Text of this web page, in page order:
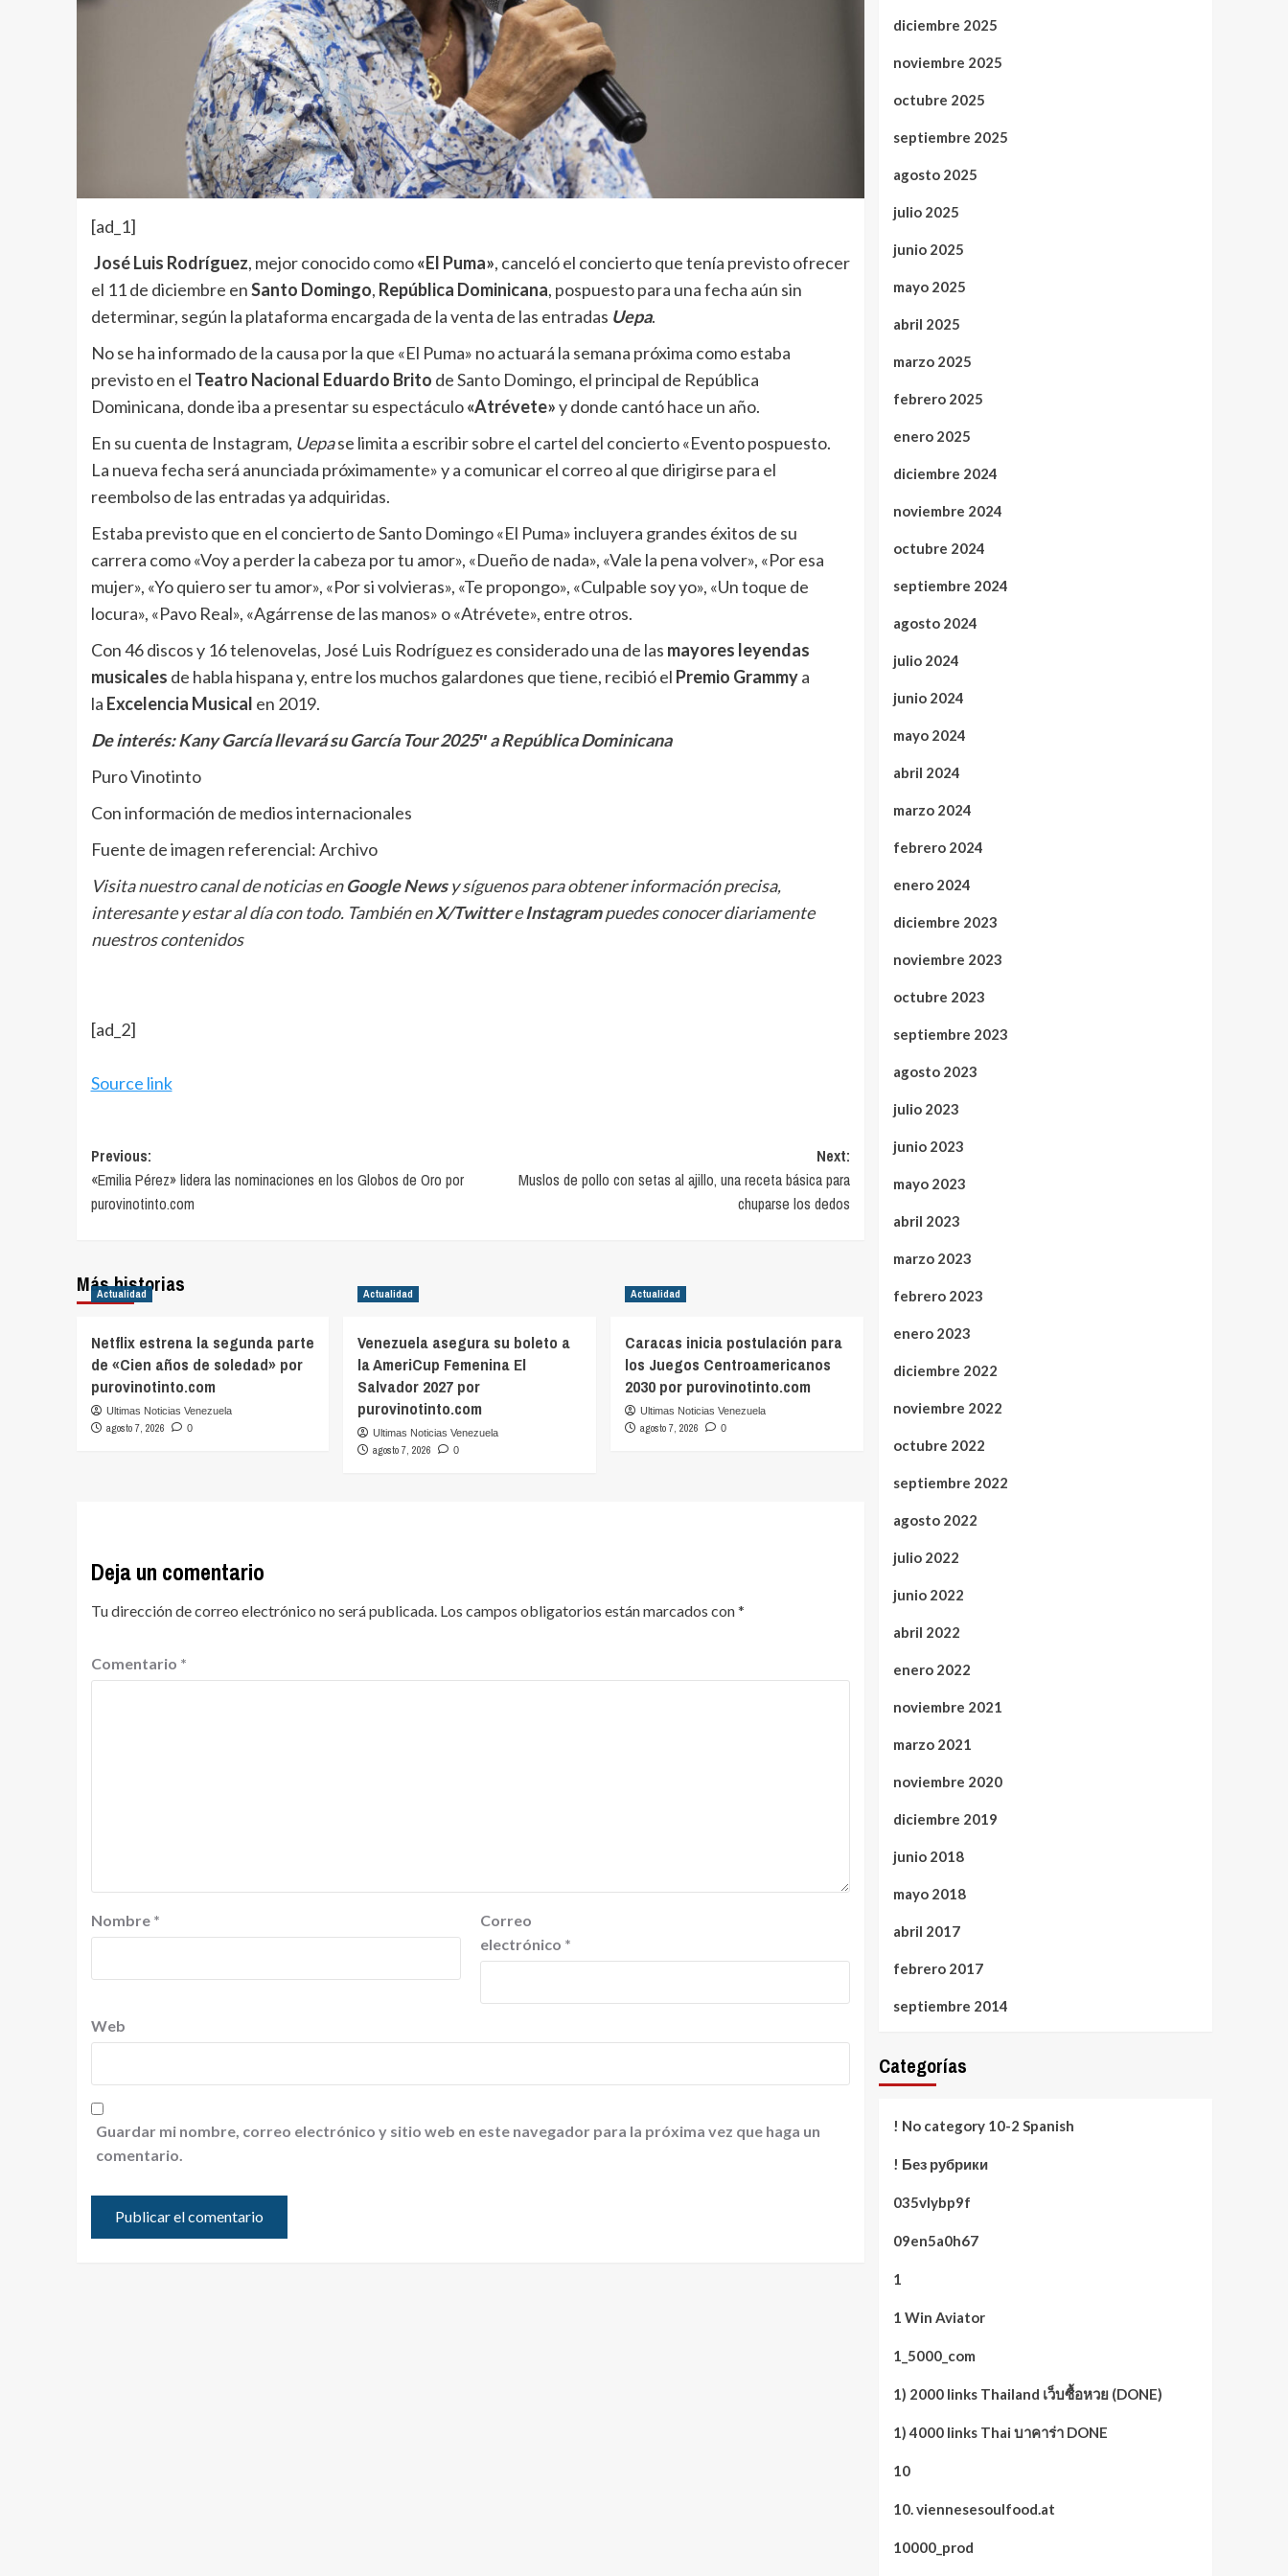
[ad_1]
José Luis Rodríguez, mejor conocido como«El Puma», canceló el concierto que tenía previsto ofrecer
el 11 de diciembre enSanto Domingo, República Dominicana, pospuesto para una fecha aún sin
determinar, según la plataforma encargada de la venta de las entradas Uepa.
No se ha informado de la causa por la que «El Puma» no actuará la semana próxima como estaba
previsto en el Teatro Nacional Eduardo Brito de Santo Domingo, el principal de República
Dominicana, donde iba a presentar su espectáculo«Atrévete»y donde cantó hace un año.
En su cuenta de Instagram, Uepase limita a escribir sobre el cartel del concierto «Evento pospuesto.
La nueva fecha será anunciada próximamente» y a comunicar el correo al que dirigirse para el
reembolso de las entradas ya adquiridas.
Estaba previsto que en el concierto de Santo Domingo «El Puma» incluyera grandes éxitos de su
carrera como «Voy a perder la cabeza por tu amor», «Dueño de nada», «Vale la pena volver», «Por esa
mujer», «Yo quiero ser tu amor», «Por si volvieras», «Te propongo», «Culpable soy yo», «Un toque de
locura», «Pavo Real», «Agárrense de las manos» o «Atrévete», entre otros.
Con 46 discos y 16 telenovelas, José Luis Rodríguez es considerado una de las mayores leyendas
musicales de habla hispana y, entre los muchos galardones que tiene, recibió el Premio Grammya
la Excelencia Musical en 2019.
De interés:Kany García llevará su García Tour 2025″ a República Dominicana
Puro Vinotinto
Con información de medios internacionales
Fuente de imagen referencial: Archivo
Visita nuestro canal de noticias enGoogle Newsy síguenos para obtener información precisa,
interesante y estar al día con todo. También enX/TwittereInstagrampuedes conocer diariamente
nuestros contenidos
[ad_2]
Source link
Post
navigation
Previous:
«Emilia Pérez» lidera las nominaciones en los Globos de Oro por
purovinotinto.com
Next:
Muslos de pollo con setas al ajillo, una receta básica para
chuparse los dedos
Más historias
Actualidad
Netflix estrena la segunda parte
de «Cien años de soledad» por
purovinotinto.com
Ultimas Noticias Venezuela
agosto 7, 2026 0
Actualidad
Venezuela asegura su boleto a
la AmeriCup Femenina El
Salvador 2027 por
purovinotinto.com
Ultimas Noticias Venezuela
agosto 7, 2026 0
Actualidad
Caracas inicia postulación para
los Juegos Centroamericanos
2030 por purovinotinto.com
Ultimas Noticias Venezuela
agosto 7, 2026 0
Deja un comentario
Tu dirección de correo electrónico no será publicada. Los campos obligatorios están marcados con*
Comentario *
Nombre *
Correo
electrónico *
Web
Guardar mi nombre, correo electrónico y sitio web en este navegador para la próxima vez que haga un
comentario.
diciembre 2025
noviembre 2025
octubre 2025
septiembre 2025
agosto 2025
julio 2025
junio 2025
mayo 2025
abril 2025
marzo 2025
febrero 2025
enero 2025
diciembre 2024
noviembre 2024
octubre 2024
septiembre 2024
agosto 2024
julio 2024
junio 2024
mayo 2024
abril 2024
marzo 2024
febrero 2024
enero 2024
diciembre 2023
noviembre 2023
octubre 2023
septiembre 2023
agosto 2023
julio 2023
junio 2023
mayo 2023
abril 2023
marzo 2023
febrero 2023
enero 2023
diciembre 2022
noviembre 2022
octubre 2022
septiembre 2022
agosto 2022
julio 2022
junio 2022
abril 2022
enero 2022
noviembre 2021
marzo 2021
noviembre 2020
diciembre 2019
junio 2018
mayo 2018
abril 2017
febrero 2017
septiembre 2014
Categorías
! No category 10-2 Spanish
! Без рубрики
035vlybp9f
09en5a0h67
1
1 Win Aviator
1_5000_com
1) 2000 links Thailand เว็บซื้อหวย (DONE)
1) 4000 links Thai บาคาร่า DONE
10
10. viennesesoulfood.at
10000_prod